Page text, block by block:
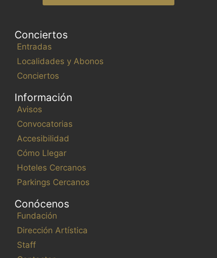
Conciertos
Entradas
Localidades y Abonos
Conciertos
Información
Avisos
Convocatorias
Accesibilidad
Cómo Llegar
Hoteles Cercanos
Parkings Cercanos
Conócenos
Fundación
Dirección Artística
Staff